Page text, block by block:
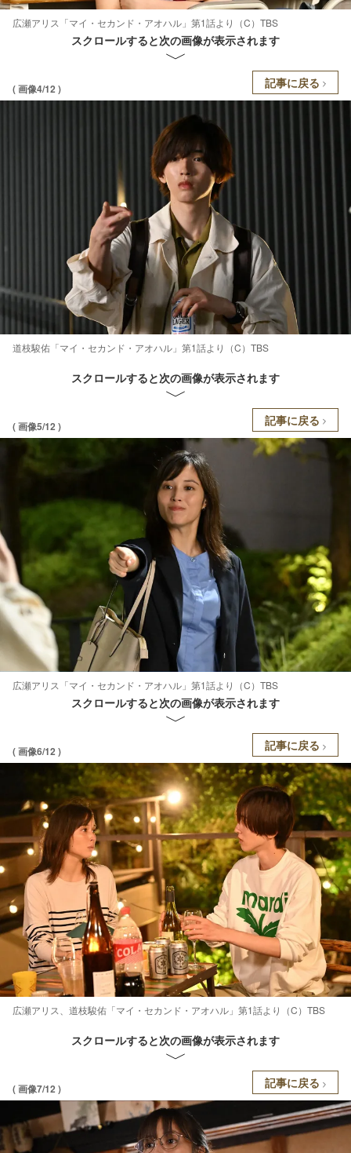
広瀬アリス「マイ・セカンド・アオハル」第1話より（C）TBS
スクロールすると次の画像が表示されます
( 画像4/12 ) 記事に戻る
道枝駿佑「マイ・セカンド・アオハル」第1話より（C）TBS
スクロールすると次の画像が表示されます
( 画像5/12 ) 記事に戻る
広瀬アリス「マイ・セカンド・アオハル」第1話より（C）TBS
スクロールすると次の画像が表示されます
( 画像6/12 ) 記事に戻る
広瀬アリス、道枝駿佑「マイ・セカンド・アオハル」第1話より（C）TBS
スクロールすると次の画像が表示されます
( 画像7/12 ) 記事に戻る